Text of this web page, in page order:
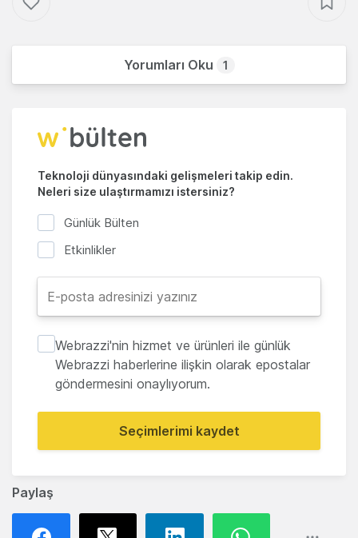
Paylaş
Yorumları Oku 1
Teknoloji dünyasındaki gelişmeleri takip edin.
Neleri size ulaştırmamızı istersiniz?
Günlük Bülten
Etkinlikler
Webrazzi'nin hizmet ve ürünleri ile günlük
Webrazzi haberlerine ilişkin olarak epostalar
göndermesini onaylıyorum.
Seçimlerimi kaydet